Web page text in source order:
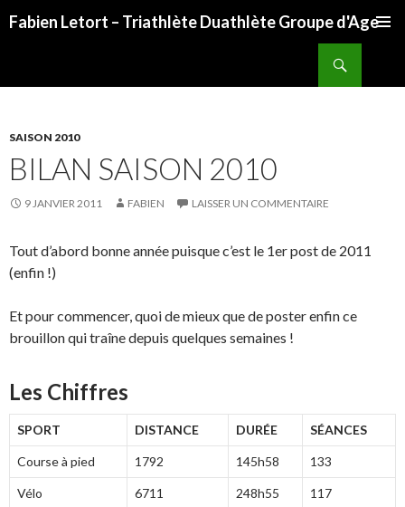
Fabien Letort – Triathlète Duathlète Groupe d'Age
SAISON 2010
BILAN SAISON 2010
9 JANVIER 2011 FABIEN LAISSER UN COMMENTAIRE
Tout d’abord bonne année puisque c’est le 1er post de 2011
(enfin !)
Et pour commencer, quoi de mieux que de poster enfin ce
brouillon qui traîne depuis quelques semaines !
Les Chiffres
SPORT DISTANCE DURÉE SÉANCES
Course à pied 1792 145h58 133
Vélo 6711 248h55 117